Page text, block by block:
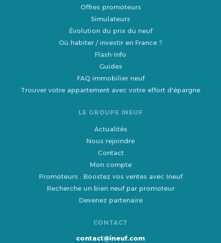
Offres promoteurs
Simulateurs
Évolution du prix du neuf
Où habiter / investir en France ?
Flash-Info
Guides
FAQ immobilier neuf
Trouver votre appartement avec votre effort d'épargne
LE GROUPE INEUF
Actualités
Nous rejoindre
Contact
Mon compte
Promoteurs : Boostez vos ventes avec Ineuf
Recherche un bien neuf par promoteur
Devenez partenaire
CONTACT
contact@ineuf.com